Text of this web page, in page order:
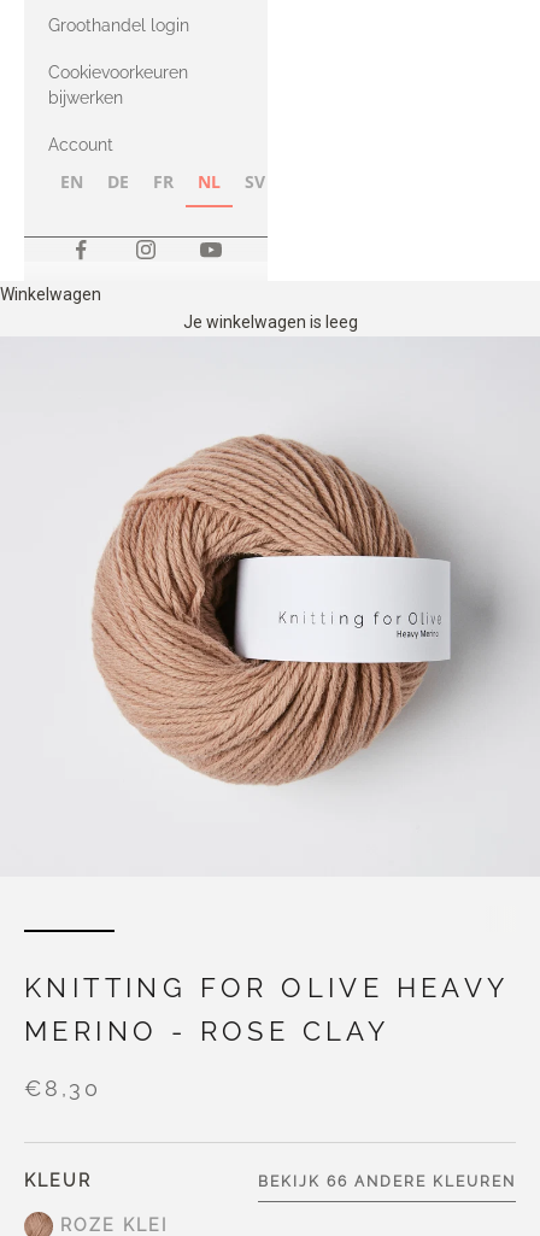
met Heavy
Merino
Groothandel login
Cookievoorkeuren
bijwerken
Account
EN DE FR NL SV
Winkelwagen
Je winkelwagen is leeg
KNITTING FOR OLIVE HEAVY
MERINO - ROSE CLAY
€8,30
KLEUR
ROZE KLEI
BEKIJK 66 ANDERE KLEUREN